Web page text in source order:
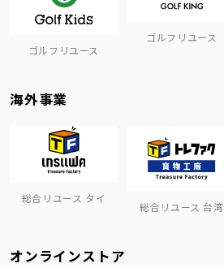
ゴルフリユース
ゴルフリユース
海外事業
総合リユース タイ
総合リユース 台湾
オンラインストア